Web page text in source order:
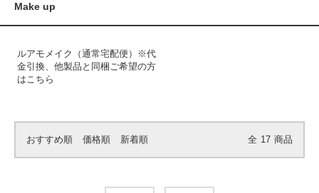
Make up
ルアモメイク（通常宅配便）※代
金引換、他製品と同梱ご希望の方
はこちら
おすすめ順 価格順 新着順 全 17 商品